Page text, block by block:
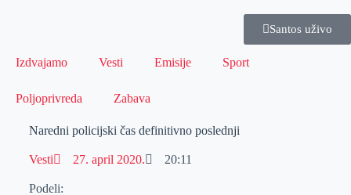
Santos uživo
Izdvajamo Vesti Emisije Sport
Poljoprivreda Zabava
Naredni policijski čas definitivno poslednji
Vesti 27. april 2020. 20:11
Podeli: